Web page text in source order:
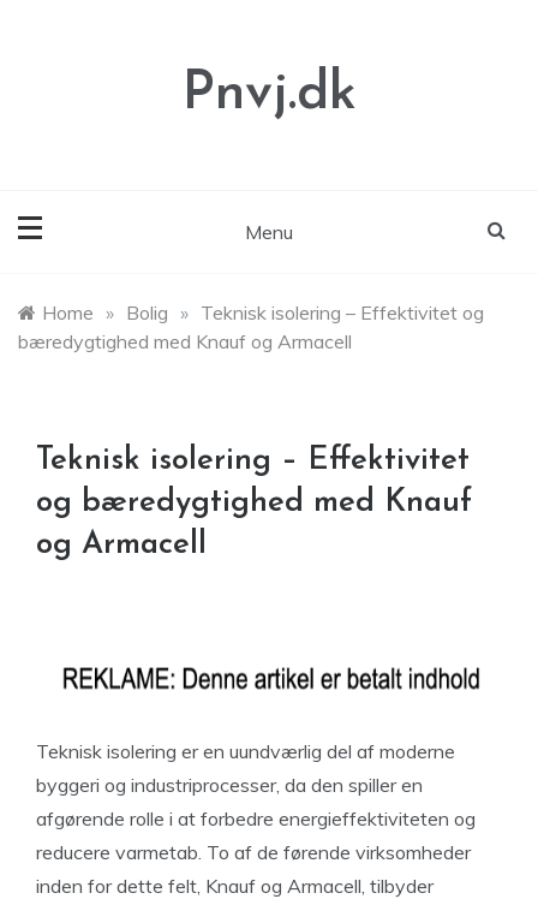
Pnvj.dk
Menu
Home » Bolig » Teknisk isolering – Effektivitet og
bæredygtighed med Knauf og Armacell
Teknisk isolering – Effektivitet
og bæredygtighed med Knauf
og Armacell
Teknisk isolering er en uundværlig del af moderne
byggeri og industriprocesser, da den spiller en
afgørende rolle i at forbedre energieffektiviteten og
reducere varmetab. To af de førende virksomheder
inden for dette felt, Knauf og Armacell, tilbyder